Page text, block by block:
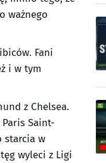
ważnego
Fani
i w tym
z Chelsea.
Saint-
starcia w
wyleci z Ligi